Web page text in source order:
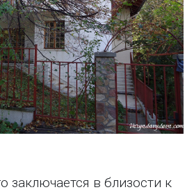
заключается в близости к